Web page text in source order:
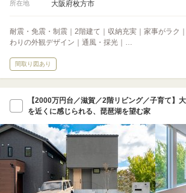
所在地 大阪府枚方市
耐震・免震・制震｜2階建て｜収納充実｜家事がラク
わりの外観デザイン｜通風・採光｜…
間取り図あり
【2000万円台／滋賀／2階リビング／子育て】
を近くに感じられる、琵琶湖を望む家